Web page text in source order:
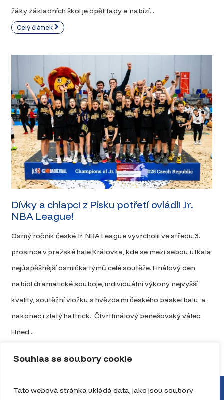
Souhlas se soubory cookie
Tato webová stránka ukládá data, jako jsou soubory
žáky základních škol je opět tady a nabízí...
Celý článek
Dívky a chlapci z Písku potřetí ovládli Jr.
NBA League!
Osmý ročník české Jr. NBA League vyvrcholil ve středu 3.
prosince v pražské hale Královka, kde se mezi sebou utkala
nejúspěšnější osmička týmů celé soutěže. Finálový den
nabídl dramatické souboje, individuální výkony nejvyšší
kvality, soutěžní vložku s hvězdami českého basketbalu, a
nakonec i zlatý hattrick. Čtvrtfinálový benešovský válec
Hned...